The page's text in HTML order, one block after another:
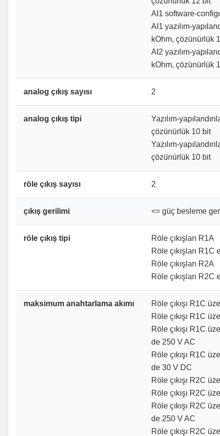
AI1 software-
AI1 yazılım-
kOhm, çözünürlük
AI2 yazılım-
kOhm, çözünürlük
analog çıkış sayısı 2
analog çıkış tipi
Yazılım-
çözünürlük 10 bit
Yazılım-
çözünürlük 10 bit
röle çıkış sayısı 2
çıkış gerilimi <= güç besleme
röle çıkış tipi
Röle çıkışları R1A
Röle çıkışları
Röle çıkışları R2A
Röle çıkışları
maksimum anahtarlama akımı
Röle çıkışı R1C
Röle çıkışı R1C
Röle çıkışı R1C
de 250 V AC
Röle çıkışı R1C
de 30 V DC
Röle çıkışı R2C
Röle çıkışı R2C
Röle çıkışı R2C
de 250 V AC
Röle çıkışı R2C